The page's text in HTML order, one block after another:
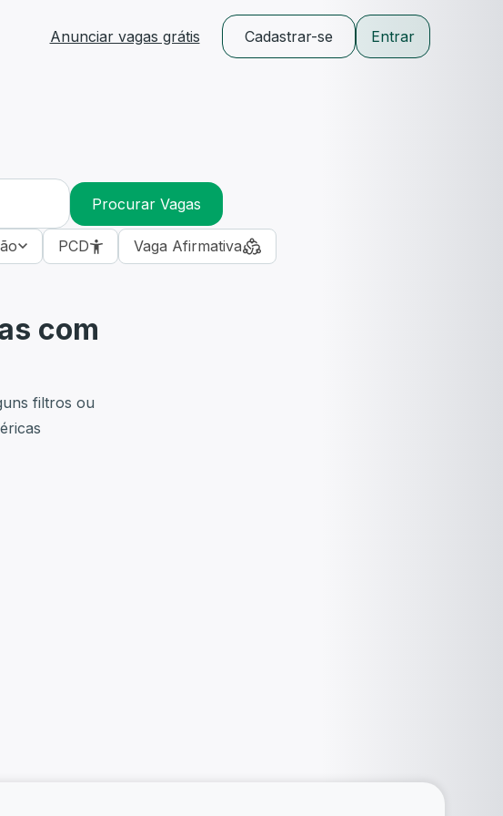
Anunciar vagas grátis Cadastrar-se Entrar
Procurar Vagas
PCD Vaga Afirmativa
com
filtros ou